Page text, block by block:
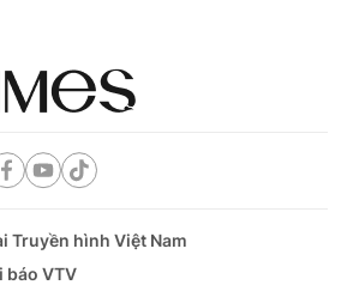
Truyền hình Việt Nam
báo VTV